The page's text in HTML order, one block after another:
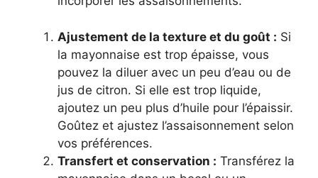
Ajustement de la texture et du goût : Si
la mayonnaise est trop épaisse, vous
pouvez la diluer avec un peu d’eau ou de
jus de citron. Si elle est trop liquide,
ajoutez un peu plus d’huile pour l’épaissir.
Goûtez et ajustez l’assaisonnement selon
vos préférences.
Transfert et conservation : Transférez la